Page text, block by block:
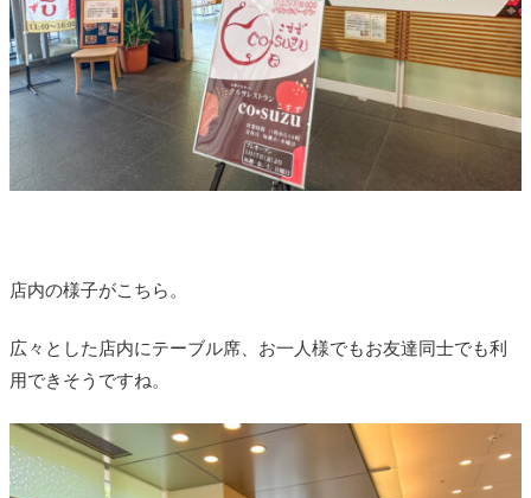
店内の様子がこちら。
広々とした店内にテーブル席、お一人様でもお友達同士でも利
用できそうですね。